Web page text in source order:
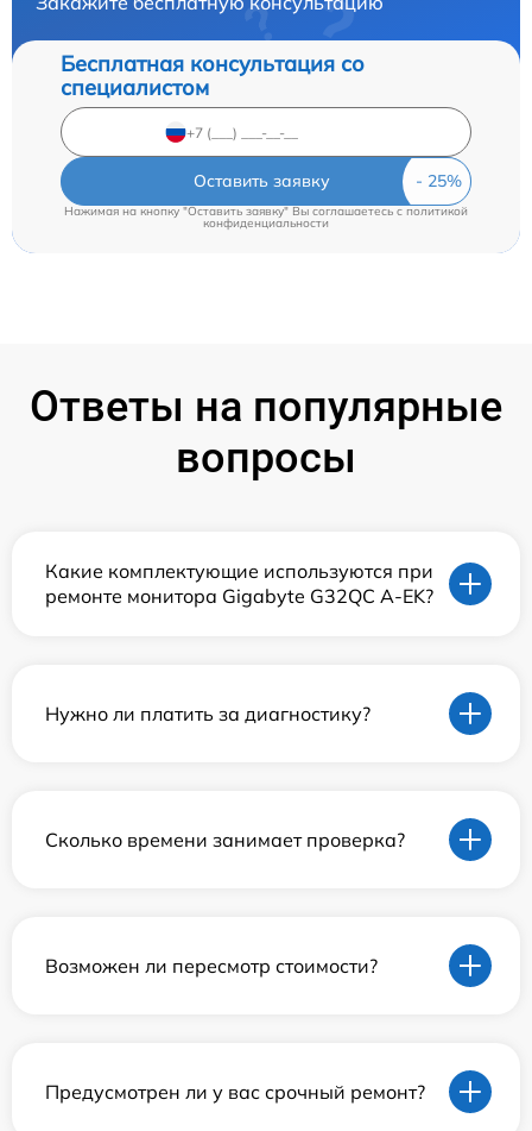
Бесплатная консультация со
специалистом
Оставить заявку
Нажимая на кнопку "Оставить заявку" Вы соглашаетесь c политикой
конфиденциальности
Ответы на популярные
вопросы
Какие комплектующие используются при
ремонте монитора Gigabyte G32QC A-EK?
Нужно ли платить за диагностику?
Сколько времени занимает проверка?
Возможен ли пересмотр стоимости?
Предусмотрен ли у вас срочный ремонт?